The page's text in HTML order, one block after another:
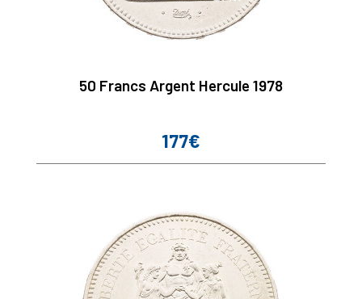
50 Francs Argent Hercule 1978
Prix
177€